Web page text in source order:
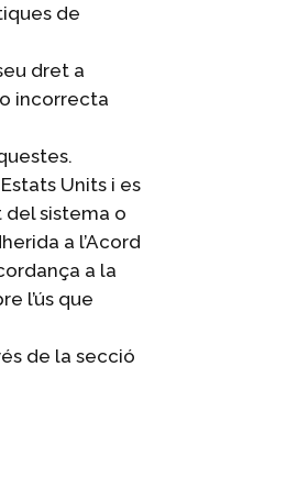
de
dret a
incorrecta
Units i es
sistema o
a l’Acord
a la
l’ús que
de la secció